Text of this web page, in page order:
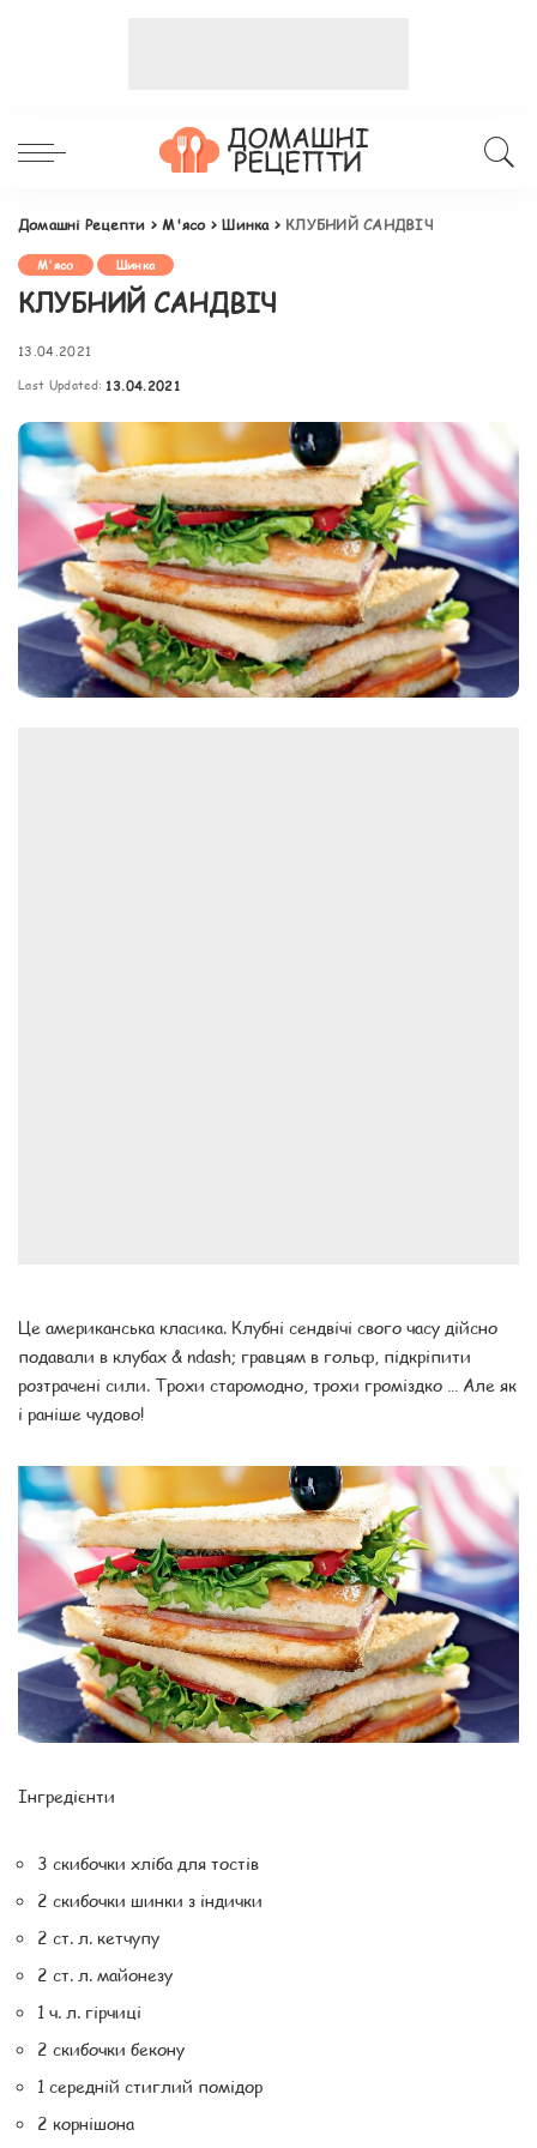
Домашні Рецепти >М'ясо>Шинка> КЛУБНИЙ САНДВІЧ
М'ясо Шинка
КЛУБНИЙ САНДВІЧ
13.04.2021
Last Updated: 13.04.2021
Це американська класика. Клубні сендвічі свого часу дійсно
подавали в клубах & ndash; гравцям в гольф, підкріпити
розтрачені сили. Трохи старомодно, трохи громіздко … Але як
і раніше чудово!
Інгредієнти
3 скибочки хліба для тостів
2 скибочки шинки з індички
2 ст. л. кетчупу
2 ст. л. майонезу
1 ч. л. гірчиці
2 скибочки бекону
1 середній стиглий помідор
2 корнішона